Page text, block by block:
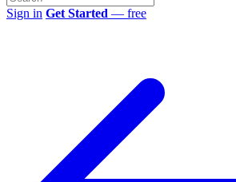
Sign in Get Started — free